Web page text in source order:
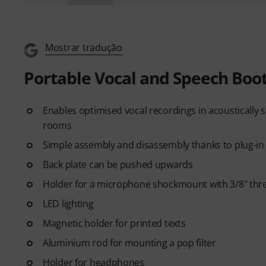
Mostrar tradução
Portable Vocal and Speech
Enables optimised vocal recordings in
rooms
Simple assembly and disassembly thanks to plug-
Back plate can be pushed upwards
Holder for a microphone shockmount with 3/8"
LED lighting
Magnetic holder for printed texts
Aluminium rod for mounting a pop filter
Holder for headphones